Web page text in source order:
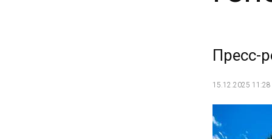
Пресс-
15.12.2025 11:28